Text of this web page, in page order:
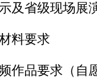
及省级现场展
料要求
作品要求（自